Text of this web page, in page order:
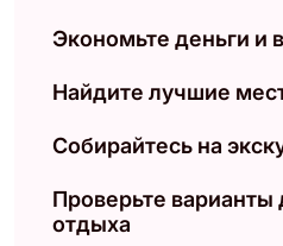
Экономьте деньги и
Найдите лучшие
Собирайтесь на
Проверьте варианты
отдыха